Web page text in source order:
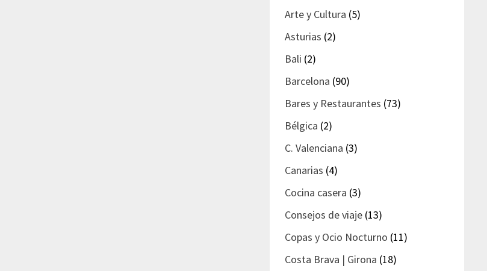
Arte y Cultura (5)
Asturias (2)
Bali (2)
Barcelona (90)
Bares y Restaurantes (73)
Bélgica (2)
C. Valenciana (3)
Canarias (4)
Cocina casera (3)
Consejos de viaje (13)
Copas y Ocio Nocturno (11)
Costa Brava | Girona (18)